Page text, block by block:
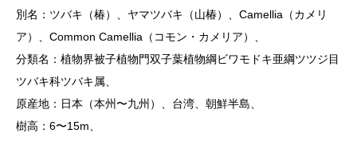
別名：ツバキ（椿）、ヤマツバキ（山椿）、Camellia（カメリ
ア）、Common Camellia（コモン・カメリア）、
分類名：植物界被子植物門双子葉植物綱ビワモドキ亜綱ツツジ目
ツバキ科ツバキ属、
原産地：日本（本州〜九州）、台湾、朝鮮半島、
樹高：6〜15m、